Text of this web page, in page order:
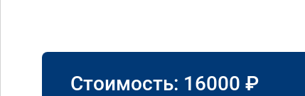
Стоимость: 16000 ₽